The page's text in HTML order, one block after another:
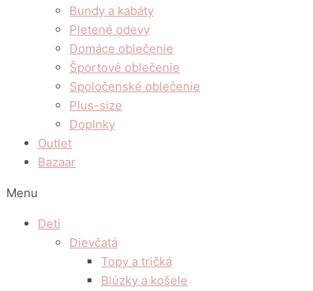
Bundy a kabáty
Pletené odevy
Domáce oblečenie
Športové oblečenie
Spoločenské oblečenie
Plus-size
Doplnky
Outlet
Bazaar
Menu
Deti
Dievčatá
Topy a tričká
Blúzky a košele